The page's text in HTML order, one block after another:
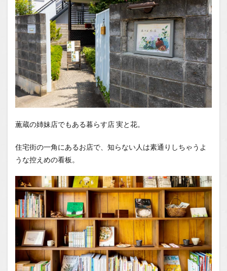
薫蔵の姉妹店でもある暮らす店 実と花。
住宅街の一角にあるお店で、知らない人は素通りしちゃうよ
うな控えめの看板。